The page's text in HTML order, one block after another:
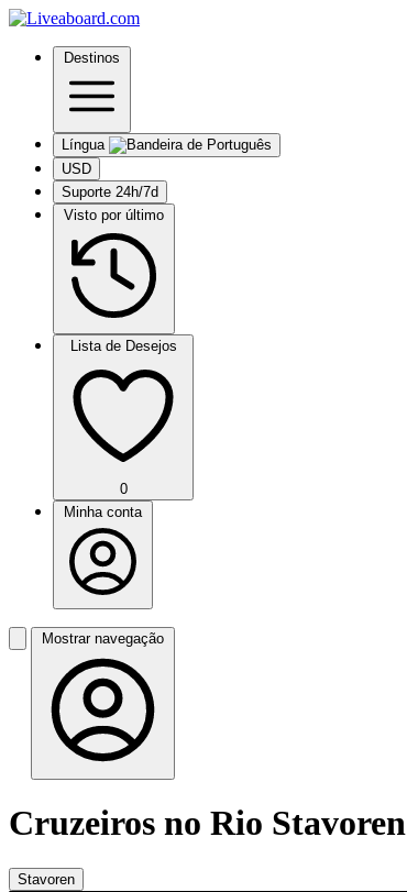
Destinos
Língua
USD
Suporte 24h/7d
Visto por último
Lista de Desejos
0
Minha conta
Mostrar navegação
Cruzeiros no Rio Stavoren
Stavoren